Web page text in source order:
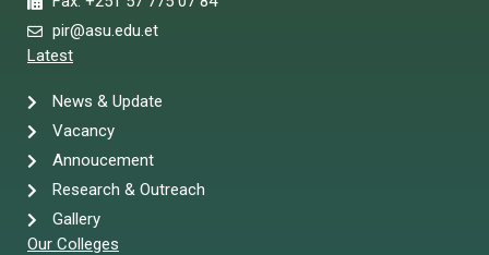
pir@asu.edu.et
Latest
News & Update
Vacancy
Annoucement
Research & Outreach
Gallery
Our Colleges